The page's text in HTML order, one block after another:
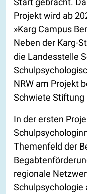
Projekt wird ab
»Karg Campus
Neben der Karg-
die Landesstelle
NRW am Projekt
Schwiete
In der ersten
Themenfeld der
regionale
Schulpsychologie